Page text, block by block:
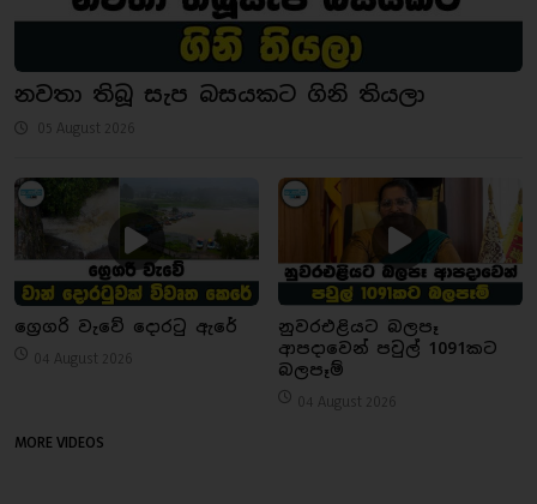
නවතා තිබූ සැප බසයකට ගිනි තියලා
05 August 2026
ග්‍රෙගරි වැවේ දොරටු ඇරේ
04 August 2026
නුවරඑළියට බලපෑ
ආපදාවෙන් පවුල් 1091කට
බලපෑම්
04 August 2026
MORE VIDEOS